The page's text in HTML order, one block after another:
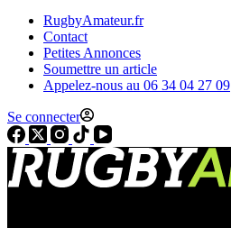
RugbyAmateur.fr
Contact
Petites Annonces
Soumettre un article
Appelez-nous au 06 34 04 27 09
Se connecter